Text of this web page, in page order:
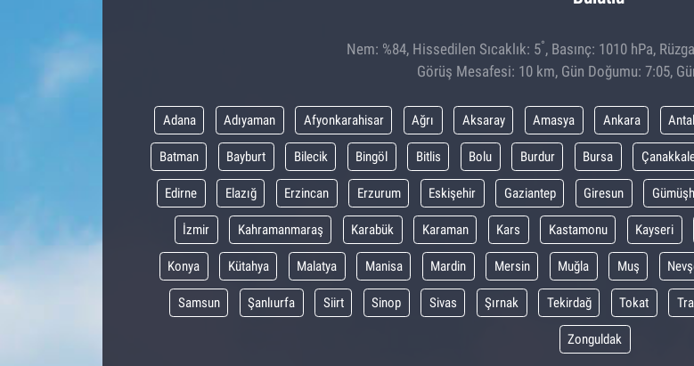
Nem: %84, Hissedilen Sıcaklık: 5°, Basınç: 1010 hPa,
Görüş Mesafesi: 10 km, Gün Doğumu: 7:05,
Adana Adıyaman Afyonkarahisar Ağrı Aksaray Amasya Ankara
Batman Bayburt Bilecik Bingöl Bitlis Bolu Burdur Bursa
Edirne Elazığ Erzincan Erzurum Eskişehir Gaziantep Giresun
İzmir Kahramanmaraş Karabük Karaman Kars Kastamonu Kayseri
Konya Kütahya Malatya Manisa Mardin Mersin Muğla Muş
Samsun Şanlıurfa Siirt Sinop Sivas Şırnak Tekirdağ Tokat
Zonguldak